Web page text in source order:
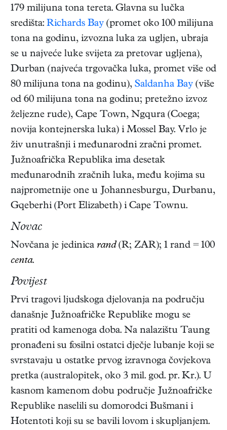
179 milijuna tona tereta. Glavna su lučka
središta: Richards Bay (promet oko 100 milijuna
tona na godinu, izvozna luka za ugljen, ubraja
se u najveće luke svijeta za pretovar ugljena),
Durban (najveća trgovačka luka, promet više od
80 milijuna tona na godinu), Saldanha Bay (više
od 60 milijuna tona na godinu; pretežno izvoz
željezne rude), Cape Town, Ngqura (Coega;
novija kontejnerska luka) i Mossel Bay. Vrlo je
živ unutrašnji i međunarodni zračni promet.
Južnoafrička Republika ima desetak
međunarodnih zračnih luka, među kojima su
najprometnije one u Johannesburgu, Durbanu,
Gqeberhi (Port Elizabeth) i Cape Townu.
Novac
Novčana je jedinica rand(R; ZAR); 1 rand = 100
centa.
Povijest
Prvi tragovi ljudskoga djelovanja na području
današnje Južnoafričke Republike mogu se
pratiti od kamenoga doba. Na nalazištu Taung
pronađeni su fosilni ostatci dječje lubanje koji se
svrstavaju u ostatke prvog izravnoga čovjekova
pretka (australopitek, oko 3 mil. god. pr. Kr.). U
kasnom kamenom dobu područje Južnoafričke
Republike naselili su domorodci Bušmani i
Hotentoti koji su se bavili lovom i skupljanjem.